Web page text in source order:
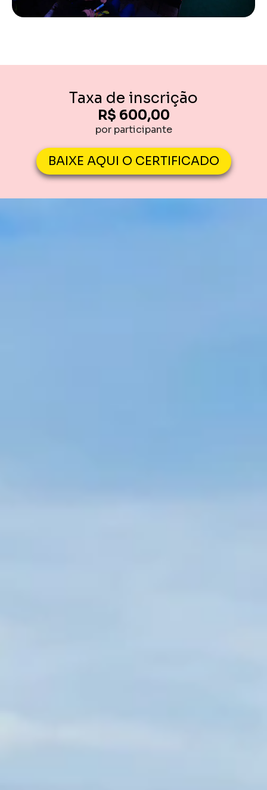
Taxa de inscrição
R$ 600,00
por participante
BAIXE AQUI O CERTIFICADO